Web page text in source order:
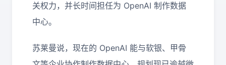
关权力，并长时间担任为 OpenAI 制作数据
中心。
苏莱曼说，现在的 OpenAI 能与软银、甲骨